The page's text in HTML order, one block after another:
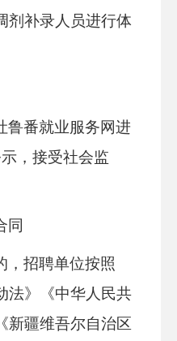
剂补录人员进行体
鲁番就业服务网进
，接受社会监
同
，招聘单位按照
法》《中华人民共
新疆维吾尔自治区